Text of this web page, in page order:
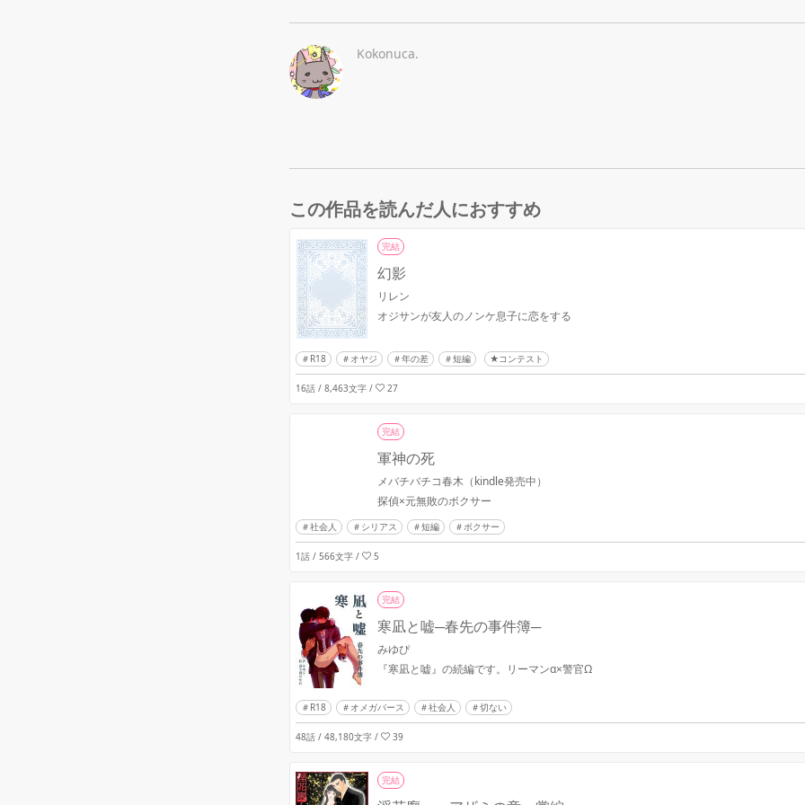
Kokonuca.
この作品を読んだ人におすすめ
完結
幻影
リレン
オジサンが友人のノンケ息子に恋をする
R18 オヤジ 年の差 短編 ★コンテスト
16話 / 8,463文字 / 27
完結
軍神の死
メバチバチコ春木（kindle発売中）
探偵×元無敗のボクサー
社会人 シリアス 短編 ボクサー
1話 / 566文字 / 5
完結
寒凪と嘘─春先の事件簿─
みゆぴ
『寒凪と嘘』の続編です。リーマン‪α‬×警官Ω
R18 オメガバース 社会人 切ない
48話 / 48,180文字 / 39
完結